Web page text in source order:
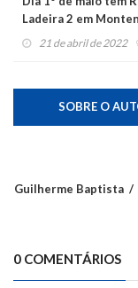
Ladeira 2 em
21 de abril de 2022
SOBRE O
Guilherme Baptista
0 COMENTÁRIOS